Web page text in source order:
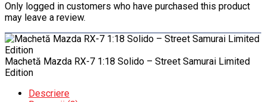
Only logged in customers who have purchased this product
may leave a review.
Machetă Mazda RX-7 1:18 Solido – Street Samurai Limited
Edition
Descriere